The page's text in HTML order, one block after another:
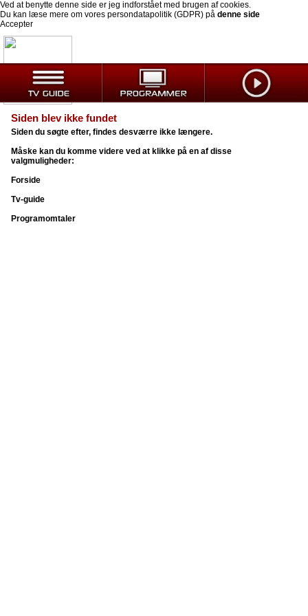
Ved at benytte denne side er jeg indforstået med brugen af cookies.
Du kan læse mere om vores persondatapolitik (GDPR) på denne side
Accepter
Siden blev ikke fundet
Siden du søgte efter, findes desværre ikke længere.
Måske kan du komme videre ved at klikke på en af disse
valgmuligheder:
Forside
Tv-guide
Programomtaler